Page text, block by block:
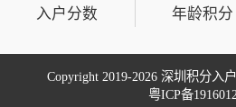
入户分数
年龄积分
Copyright 2019-2026 深圳积分入
粤ICP备